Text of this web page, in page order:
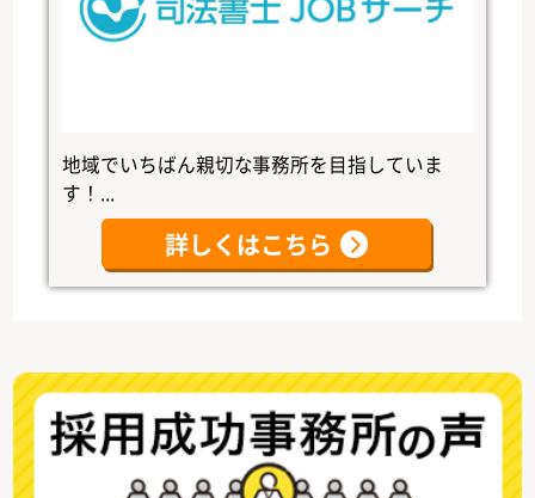
地域でいちばん親切な事務所を目指していま
す！...
詳しくはこちら